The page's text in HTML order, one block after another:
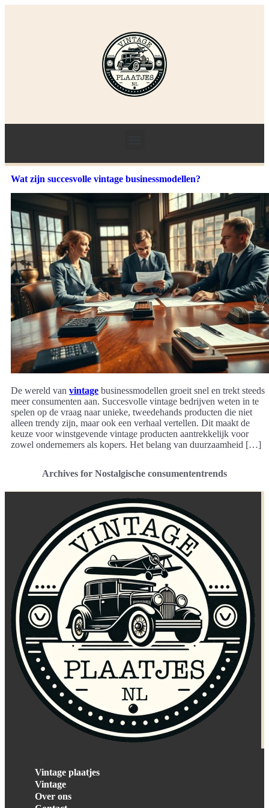
Wat zijn succesvolle vintage businessmodellen?
De wereld van vintage businessmodellen groeit snel en trekt steeds
meer consumenten aan. Succesvolle vintage bedrijven weten in te
spelen op de vraag naar unieke, tweedehands producten die niet
alleen trendy zijn, maar ook een verhaal vertellen. Dit maakt de
keuze voor winstgevende vintage producten aantrekkelijk voor
zowel ondernemers als kopers. Het belang van duurzaamheid […]
Archives for Nostalgische consumententrends
Vintage plaatjes
Vintage
Over ons